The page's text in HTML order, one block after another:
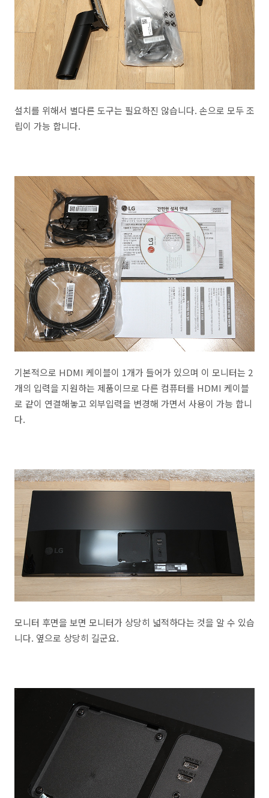
설치를 위해서 별다른 도구는 필요하진 않습니다. 손으로 모두 조
립이 가능 합니다.
기본적으로 HDMI 케이블이 1개가 들어가 있으며 이 모니터는 2
개의 입력을 지원하는 제품이므로 다른 컴퓨터를 HDMI 케이블
로 같이 연결해놓고 외부입력을 변경해 가면서 사용이 가능 합니
다.
모니터 후면을 보면 모니터가 상당히 넓적하다는 것을 알 수 있습
니다. 옆으로 상당히 길군요.